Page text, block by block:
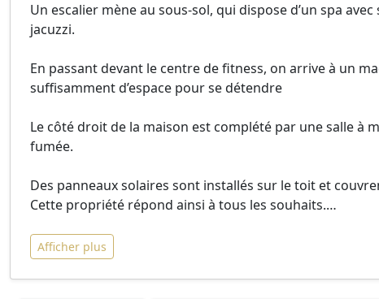
Un escalier mène au sous-sol, qui dispose d’un spa
jacuzzi.
En passant devant le centre de fitness, on arrive à un
suffisamment d’espace pour se détendre
Le côté droit de la maison est complété par une salle
fumée.
Des panneaux solaires sont installés sur le toit et
Cette propriété répond ainsi à tous les souhaits.…
Afficher plus